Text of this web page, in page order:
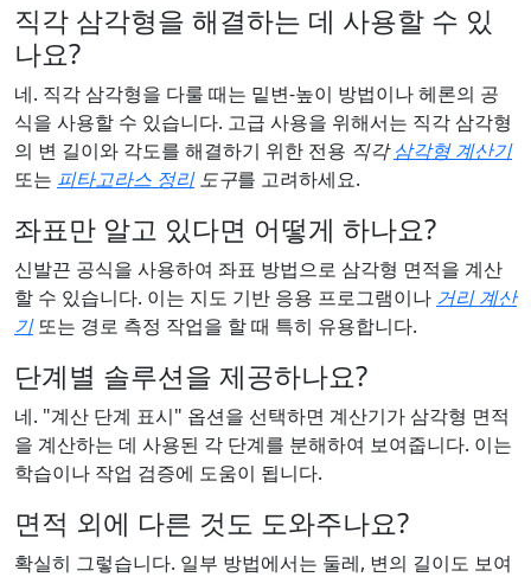
직각 삼각형을 해결하는 데 사용할 수 있
나요?
네. 직각 삼각형을 다룰 때는 밑변-높이 방법이나 헤론의 공
식을 사용할 수 있습니다. 고급 사용을 위해서는 직각 삼각형
의 변 길이와 각도를 해결하기 위한 전용 직각삼각형 계산기
또는 피타고라스 정리도구를 고려하세요.
좌표만 알고 있다면 어떻게 하나요?
신발끈 공식을 사용하여 좌표 방법으로 삼각형 면적을 계산
할 수 있습니다. 이는 지도 기반 응용 프로그램이나 거리 계산
기또는 경로 측정 작업을 할 때 특히 유용합니다.
단계별 솔루션을 제공하나요?
네. "계산 단계 표시" 옵션을 선택하면 계산기가 삼각형 면적
을 계산하는 데 사용된 각 단계를 분해하여 보여줍니다. 이는
학습이나 작업 검증에 도움이 됩니다.
면적 외에 다른 것도 도와주나요?
확실히 그렇습니다. 일부 방법에서는 둘레, 변의 길이도 보여